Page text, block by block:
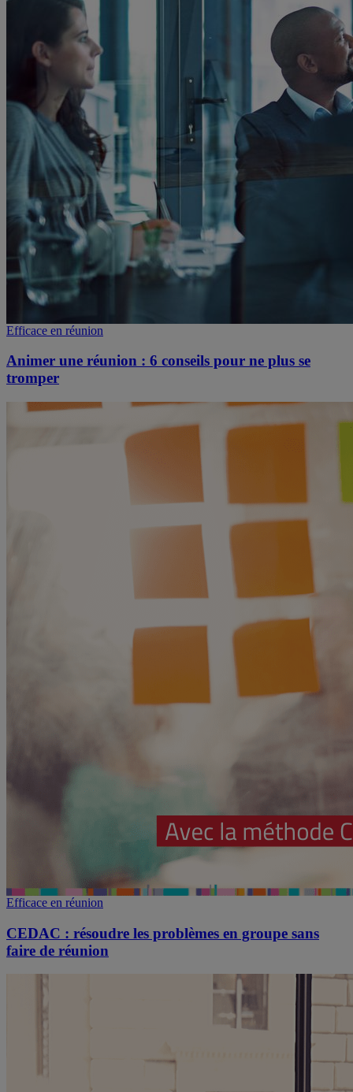
Efficace en réunion
Animer une réunion : 6 conseils pour ne plus se
tromper
Efficace en réunion
CEDAC : résoudre les problèmes en groupe sans
faire de réunion